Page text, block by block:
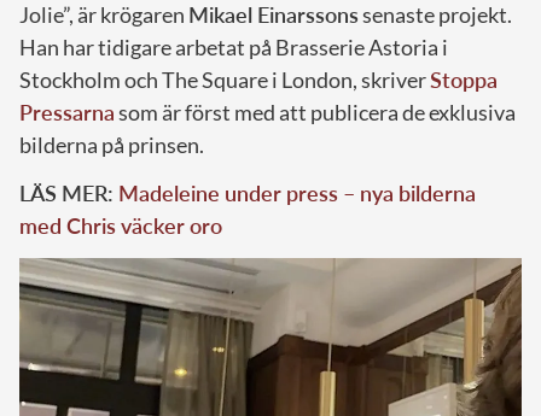
Jolie”, är krögaren Mikael Einarssonssenaste projekt.
Han har tidigare arbetat på Brasserie Astoria i
Stockholm och The Square i London, skriverStoppa
Pressarnasom är först med att publicera de exklusiva
bilderna på prinsen.
LÄS MER: Madeleine under press – nya bilderna
med Chris väcker oro